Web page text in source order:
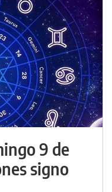
9 de
signo